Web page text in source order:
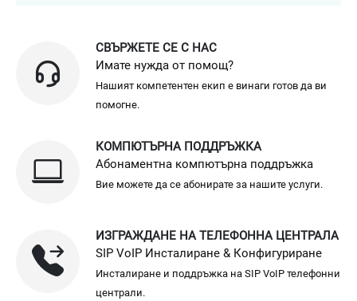
СВЪРЖЕТЕ СЕ С НАС
Имате нужда от помощ?
Нашият компетентен екип е винаги готов да ви
помогне.
КОМПЮТЪРНА ПОДДРЪЖКА
Абонаментна компютърна поддръжка
Вие можете да се абонирате за нашите услуги.
ИЗГРАЖДАНЕ НА ТЕЛЕФОННА ЦЕНТРАЛА
SIP VoIP Инсталиране & Конфигуриране
Инсталиране и поддръжка на SIP VoIP телефонни
централи.